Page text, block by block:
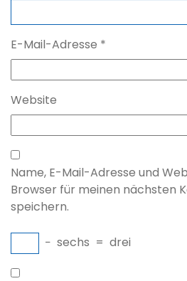
E-Mail-Adresse *
Website
Name, E-Mail-Adresse und
Browser für meinen nächsten
speichern.
− sechs = drei